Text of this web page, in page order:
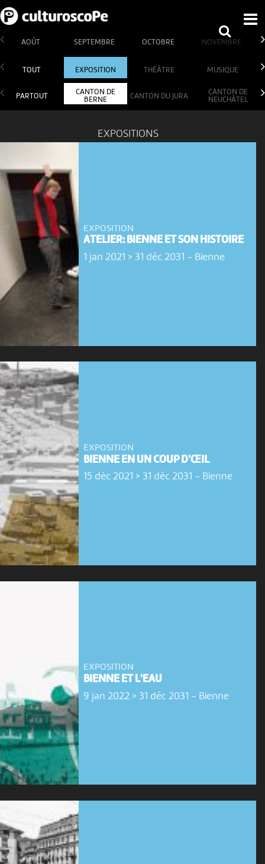
AOÛT SEPTEMBRE OCTOBRE NOVEMBRE
TOUT EXPOSITION THÉÂTRE MUSIQUE
PARTOUT
CANTON DE
BERNE
CANTON DU JURA
CANTON DE
NEUCHÂTEL
EXPOSITIONS
EXPOSITION
ATELIER: BIENNE ET SON HISTOIRE
1 jan 2021 > 31 déc 2031 - Bienne
EXPOSITION
BIENNE EN UN COUP D'ŒIL
15 déc 2021 > 31 déc 2031 - Bienne
EXPOSITION
BIENNE ET L'EAU
9 jan 2022 > 31 déc 2031 - Bienne